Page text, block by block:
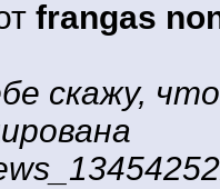
frangas
скажу,